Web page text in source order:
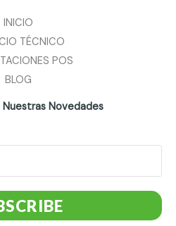
INICIO
TÉCNICO
POS
BLOG
Nuestras Novedades